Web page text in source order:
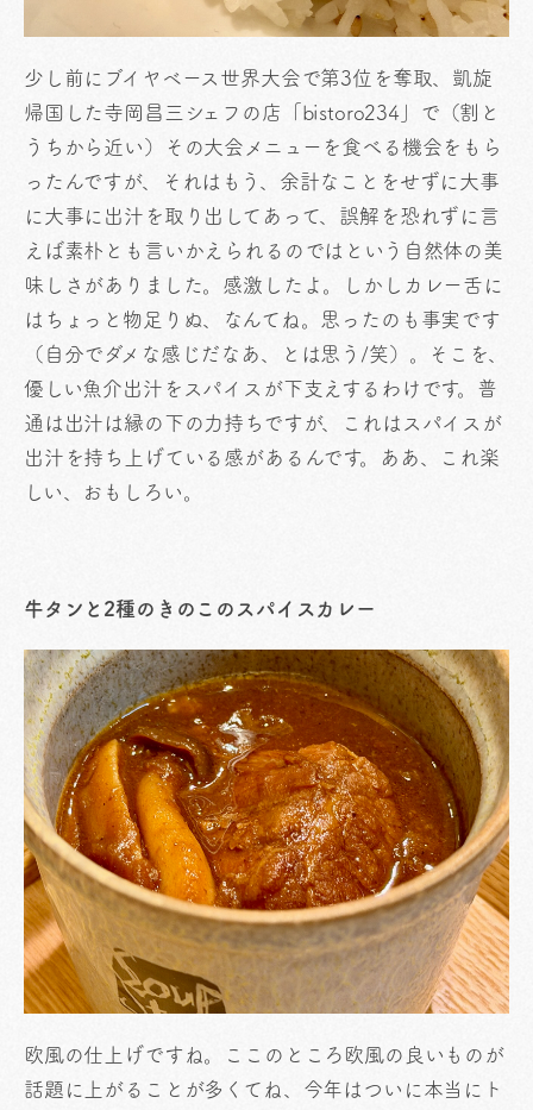
少し前にブイヤベース世界大会で第3位を奪取、凱旋
帰国した寺岡昌三シェフの店「bistoro234」で（割と
うちから近い）その大会メニューを食べる機会をもら
ったんですが、それはもう、余計なことをせずに大事
に大事に出汁を取り出してあって、誤解を恐れずに言
えば素朴とも言いかえられるのではという自然体の美
味しさがありました。感激したよ。しかしカレー舌に
はちょっと物足りぬ、なんてね。思ったのも事実です
（自分でダメな感じだなあ、とは思う/笑）。そこを、
優しい魚介出汁をスパイスが下支えするわけです。普
通は出汁は縁の下の力持ちですが、これはスパイスが
出汁を持ち上げている感があるんです。ああ、これ楽
しい、おもしろい。
牛タンと2種のきのこのスパイスカレー
欧風の仕上げですね。ここのところ欧風の良いものが
話題に上がることが多くてね、今年はついに本当にト